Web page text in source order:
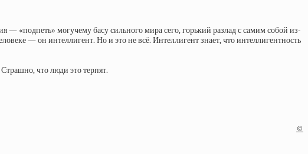
— «подпеть» могучему басу сильного мира сего, горький разлад с самим собой из-
— он интеллигент. Но и это не всё. Интеллигент знает, что интеллигентность
что люди это терпят.
©